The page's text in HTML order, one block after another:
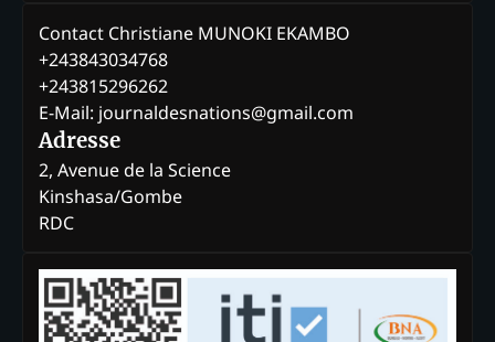
Contact Christiane MUNOKI EKAMBO
+243843034768
+243815296262
E-Mail: journaldesnations@gmail.com
Adresse
2, Avenue de la Science
Kinshasa/Gombe
RDC